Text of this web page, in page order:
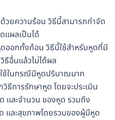
วยความร้อน วิธีนี้สามารถกำจัด
แผลเป็นได้
ออกทั้งก้อน วิธีนี้ใช้สำหรับหูดที่มี
อื่นแล้วไม่ได้ผล
ช้ในกรณีมีหูดปริมาณมาก
ธีการรักษาหูด โดยจะประเมิน
และจำนวน ของหูด รวมถึง
และสุขภาพโดยรวมของผู้มีหูด